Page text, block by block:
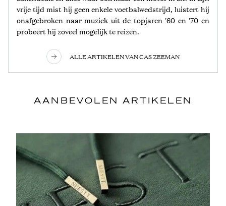
vrije tijd mist hij geen enkele voetbalwedstrijd, luistert hij
onafgebroken naar muziek uit de topjaren '60 en '70 en
probeert hij zoveel mogelijk te reizen.
ALLE ARTIKELEN VAN CAS ZEEMAN
AANBEVOLEN ARTIKELEN